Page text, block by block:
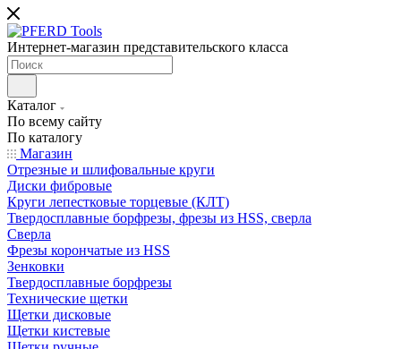
Интернет-магазин представительского класса
Каталог
По всему сайту
По каталогу
Магазин
Отрезные и шлифовальные круги
Диски фибровые
Круги лепестковые торцевые (КЛТ)
Твердосплавные борфрезы, фрезы из HSS, сверла
Сверла
Фрезы корончатые из HSS
Зенковки
Твердосплавные борфрезы
Технические щетки
Щетки дисковые
Щетки кистевые